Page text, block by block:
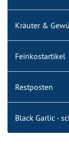
Kräuter &
Feinkostartikel
Restposten
Black Garlic -